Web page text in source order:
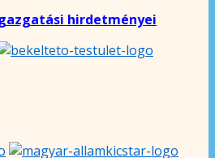
hirdetményei